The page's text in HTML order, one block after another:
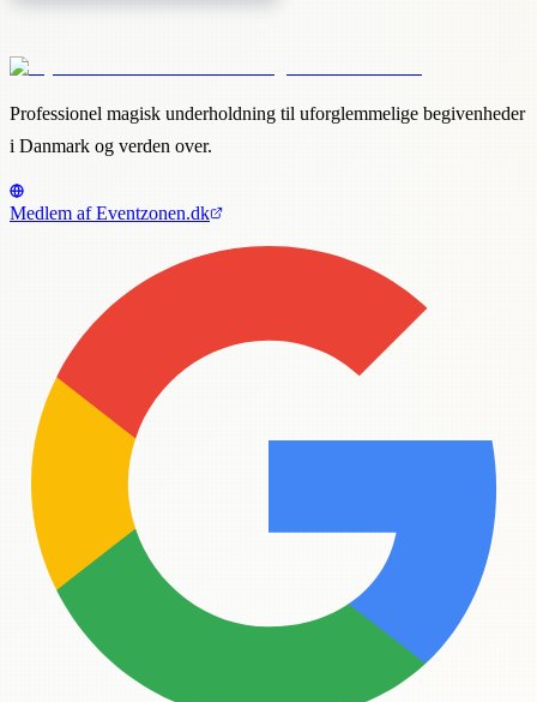
Professionel magisk underholdning til uforglemmelige begivenheder
i Danmark og verden over.
Medlem af Eventzonen.dk